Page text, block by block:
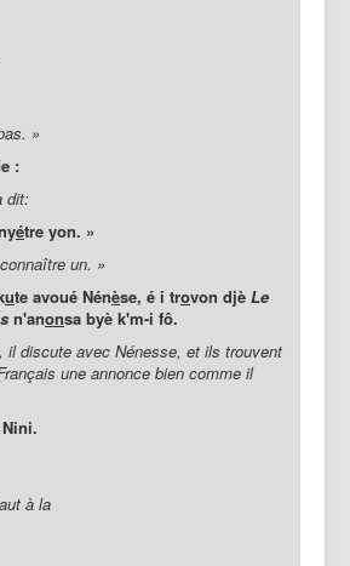
»
:
dit:
étre yon. »
un. »
ute avoué Nénèse, é i trovon djè Le
n'anonsa byè k'm-i fô.
il discute avec Nénesse, et ils trouvent
une annonce bien comme il
à la